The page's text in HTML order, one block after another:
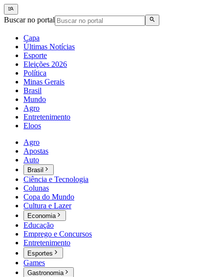
Buscar no portal
Capa
Últimas Notícias
Esporte
Eleições 2026
Política
Minas Gerais
Brasil
Mundo
Agro
Entretenimento
Eloos
Agro
Apostas
Auto
Brasil
Ciência e Tecnologia
Colunas
Copa do Mundo
Cultura e Lazer
Economia
Educação
Emprego e Concursos
Entretenimento
Esportes
Games
Gastronomia